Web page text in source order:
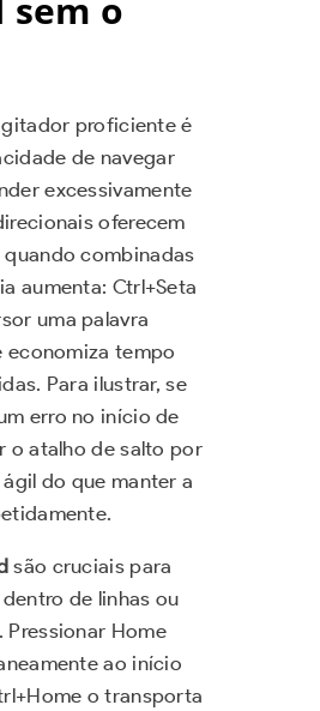
sem o
proficiente é
de navegar
excessivamente
oferecem
combinadas
aumenta: Ctrl+Seta
uma palavra
economiza tempo
Para ilustrar, se
erro no início de
o atalho de salto por
do que manter a
são cruciais para
de linhas ou
Home
ao início
o transporta